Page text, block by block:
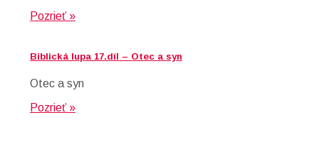
Pozrieť »
Biblická lupa 17.díl – Otec a syn
Otec a syn
Pozrieť »